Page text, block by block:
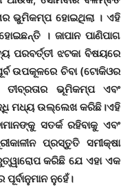
ଭୁମିକମ୍ପ ହୋଇଥିଲା । ଏହି
। ଜାପାନ ପାଣିପାଗ
ପରବର୍ତ୍ତୀ ଝଟକା ବିଷୟରେ
ଉପକୂଳରେ ଚିବା (ଟୋକିଓର
ତୀବ୍ରତାର ଭୂମିକମ୍ପ ଏବଂ
ମଧ୍ୟ ଉଲ୍ଲେଖ କରିଛି।ଏହି
ସତର୍କ ରହିବାକୁ ଏବଂ
ପ୍ରସ୍ତୁତି ସମୀକ୍ଷା
କରିଛି ଯେ ଏହା ଏକ
ନୁହେଁ।